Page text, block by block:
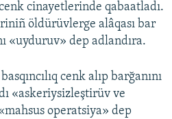
cinayetlerinde qabaatladı.
öldürüvlerge alâqası bar
«uyduruv» dep adlandıra.
cenk alıp barğanını
«askeriysizleştirüv ve
operatsiya» dep